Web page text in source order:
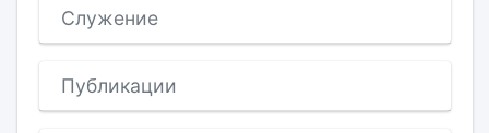
Служение
Публикации